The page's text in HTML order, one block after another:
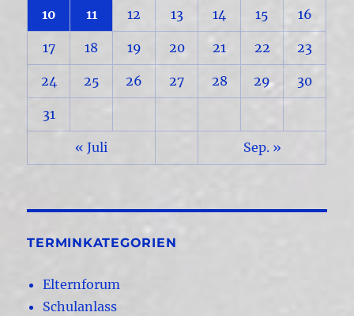
10 11 12 13 14 15 16
17 18 19 20 21 22 23
24 25 26 27 28 29 30
31
« Juli Sep. »
TERMINKATEGORIEN
Elternforum
Schulanlass